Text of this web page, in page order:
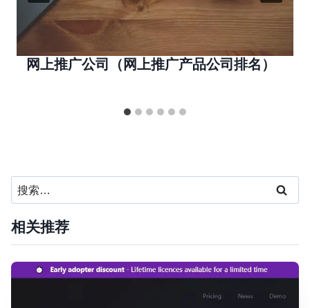
网上推广公司（网上推广产品公司排名）
搜
索：
相关推荐